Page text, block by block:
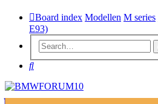
Board index Modellen M series
E93)
Search